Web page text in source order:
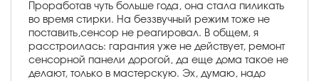
Проработав чуть больше года, она стала пиликать
во время стирки. На беззвучный режим тоже не
поставить,сенсор не реагировал. В общем, я
расстроилась: гарантия уже не действует, ремонт
сенсорной панели дорогой, да еще дома такое не
делают, только в мастерскую. Эх, думаю, надо